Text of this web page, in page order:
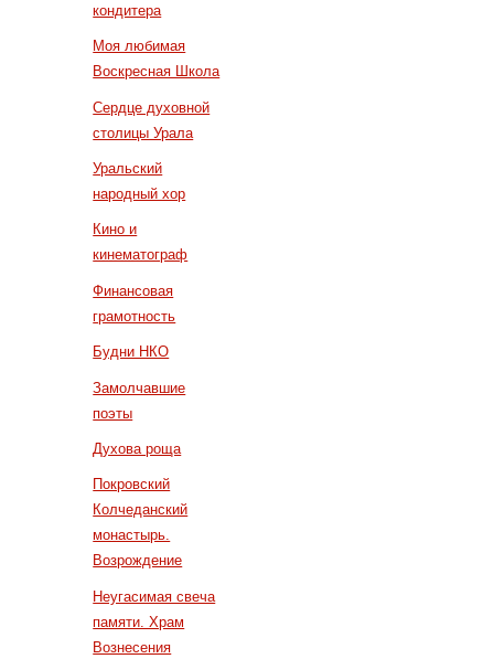
кондитера
Моя любимая
Воскресная Школа
Сердце духовной
столицы Урала
Уральский
народный хор
Кино и
кинематограф
Финансовая
грамотность
Будни НКО
Замолчавшие
поэты
Духова роща
Покровский
Колчеданский
монастырь.
Возрождение
Неугасимая свеча
памяти. Храм
Вознесения